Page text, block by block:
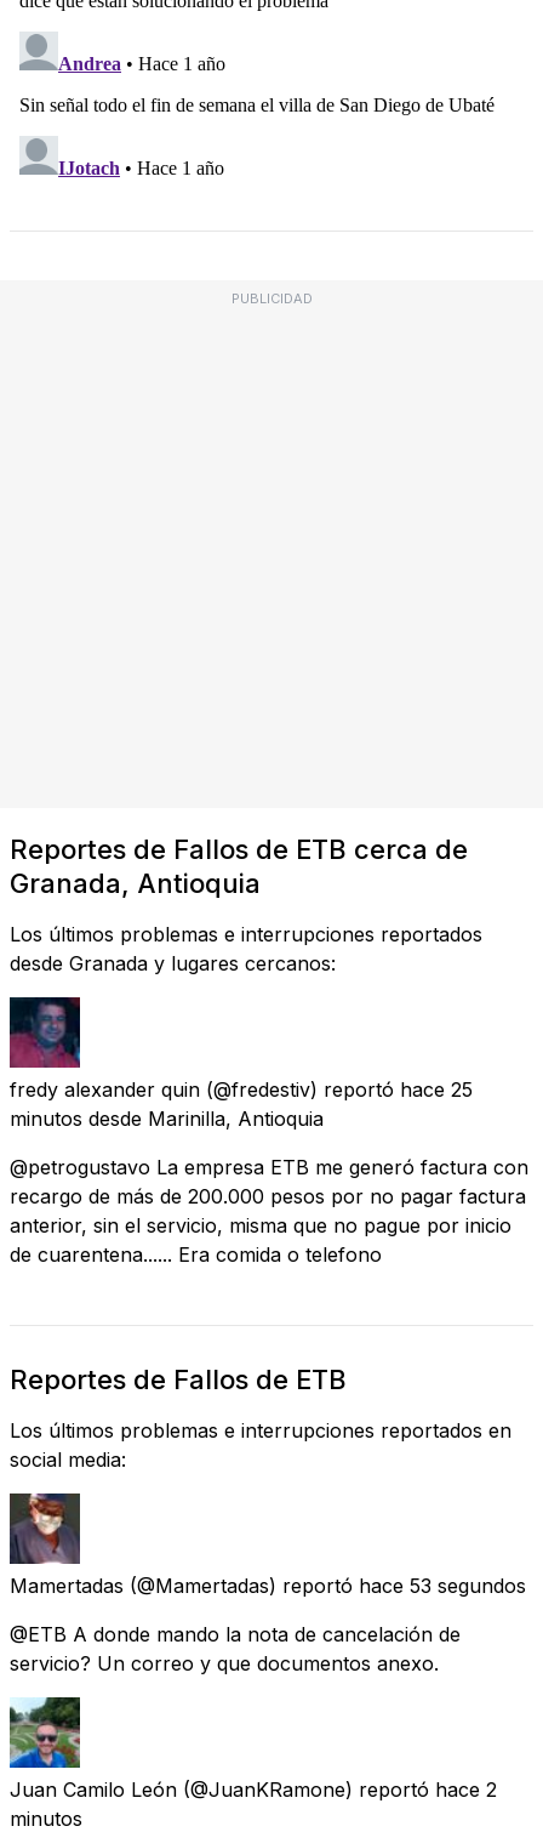
PUBLICIDAD
Reportes de Fallos de ETB cerca de
Granada, Antioquia
Los últimos problemas e interrupciones reportados
desde Granada y lugares cercanos:
fredy alexander quin (@fredestiv) reportó hace 25
minutos desde Marinilla, Antioquia
@petrogustavo La empresa ETB me generó factura con
recargo de más de 200.000 pesos por no pagar factura
anterior, sin el servicio, misma que no pague por inicio
de cuarentena...... Era comida o telefono
Reportes de Fallos de ETB
Los últimos problemas e interrupciones reportados en
social media:
Mamertadas (@Mamertadas) reportó hace 53 segundos
@ETB A donde mando la nota de cancelación de
servicio? Un correo y que documentos anexo.
Juan Camilo León (@JuanKRamone) reportó hace 2
minutos